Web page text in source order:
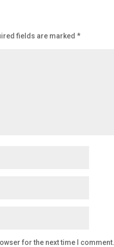
fields are marked *
for the next time I comment.